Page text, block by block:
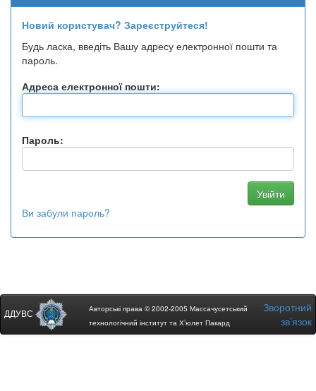
Новий користувач? Зареєструйтеся!
Будь ласка, введіть Вашу адресу електронної пошти та
пароль.
Адреса електронної пошти:
Пароль:
Ви забули пароль?
ДДУВС
Авторські права © 2002-2005 Массачусетський
технологічний інститут та Х’юлет Пакард
Зворотний
зв’язок